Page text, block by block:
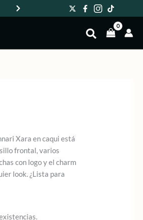
Xara en caqui está
frontal, varios
con logo y el charm
look. ¿Lista para